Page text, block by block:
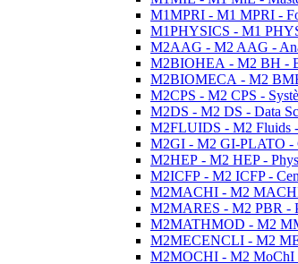
M1MPRI - M1 MPRI -
M1PHYSICS - M1
M2AAG - M2 AAG -
M2BIOHEA - M2 BH -
M2BIOMECA - M2
M2CPS - M2 CPS -
M2DS - M2 DS - Data
M2FLUIDS - M2 Fluids
M2GI - M2 GI-PLATO -
M2HEP - M2 HEP -
M2ICFP - M2 ICFP -
M2MACHI - M2 MACHI
M2MARES - M2 PBR -
M2MATHMOD - M2
M2MECENCLI - M2
M2MOCHI - M2 MoChI